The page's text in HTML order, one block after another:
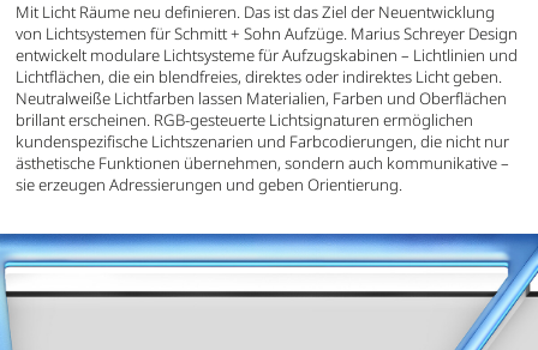
Mit Licht Räume neu definieren. Das ist das Ziel der Neuentwicklung
von Lichtsystemen für Schmitt + Sohn Aufzüge. Marius Schreyer Design
entwickelt modulare Lichtsysteme für Aufzugskabinen – Lichtlinien und
Lichtflächen, die ein blendfreies, direktes oder indirektes Licht geben.
Neutralweiße Lichtfarben lassen Materialien, Farben und Oberflächen
brillant erscheinen. RGB-gesteuerte Lichtsignaturen ermöglichen
kundenspezifische Lichtszenarien und Farbcodierungen, die nicht nur
ästhetische Funktionen übernehmen, sondern auch kommunikative –
sie erzeugen Adressierungen und geben Orientierung.